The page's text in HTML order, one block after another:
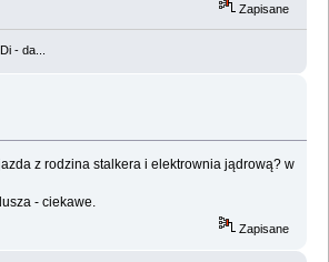
Zapisane
- da...
z rodzina stalkera i elektrownia jądrową? w
- ciekawe.
Zapisane